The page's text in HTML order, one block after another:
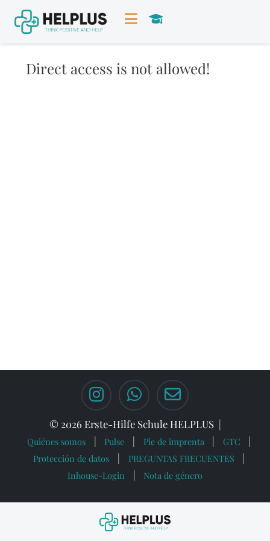
Direct access is not allowed!
© 2026 Erste-Hilfe Schule HELPLUS
Quiénes somos Pulse Pie de imprenta
GTC
Protección de datos
PREGUNTAS FRECUENTES
Inhouse-Login
Nota de género